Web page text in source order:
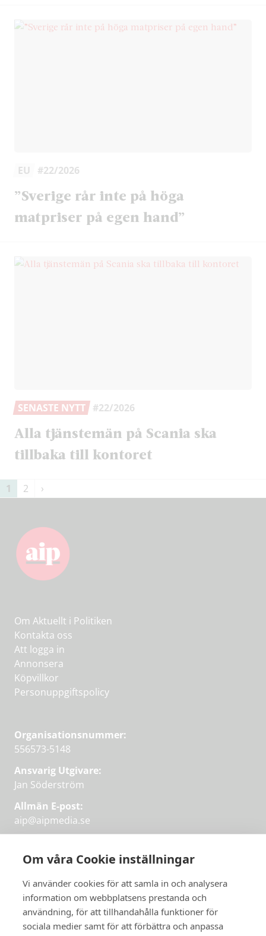
Om våra Cookie inställningar
Vi använder cookies för att samla in och analysera
information om webbplatsens prestanda och
användning, för att tillhandahålla funktioner för
sociala medier samt för att förbättra och anpassa
Få veckans bästa
EU #22/2026
”Sverige rår inte på höga
matpriser på egen hand”
SENASTE NYTT #22/2026
Alla tjänstemän på Scania ska
tillbaka till kontoret
Sidnumrering
inlägg
1 2 ›
Om Aktuellt i Politiken
Kontakta oss
Att logga in
Annonsera
Köpvillkor
Personuppgiftspolicy
Organisationsnummer:
556573-5148
Ansvarig Utgivare:
Jan Söderström
Allmän E-post:
aip@aipmedia.se
aip@flowyinfo.seeller 08-1210 60 40.
Instagram
LinkedIn
Twitter
Facebook
Få veckans bästa